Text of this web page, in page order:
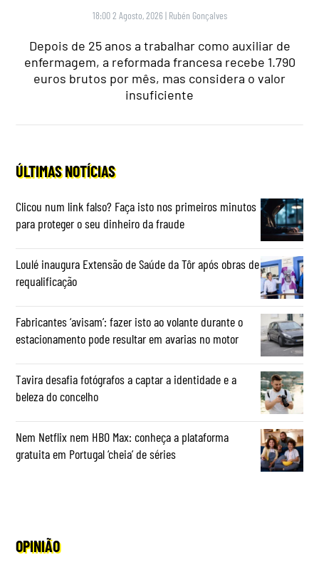
18:00 2 Agosto, 2026 | Rubén Gonçalves
Depois de 25 anos a trabalhar como auxiliar de
enfermagem, a reformada francesa recebe 1.790
euros brutos por mês, mas considera o valor
insuficiente
ÚLTIMAS NOTÍCIAS
Clicou num link falso? Faça isto nos primeiros minutos
para proteger o seu dinheiro da fraude
Loulé inaugura Extensão de Saúde da Tôr após obras de
requalificação
Fabricantes ‘avisam’: fazer isto ao volante durante o
estacionamento pode resultar em avarias no motor
Tavira desafia fotógrafos a captar a identidade e a
beleza do concelho
Nem Netflix nem HBO Max: conheça a plataforma
gratuita em Portugal ‘cheia’ de séries
OPINIÃO